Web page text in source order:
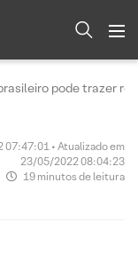
pode trazer
• Atualizado em
23/05/2022 08:04:23
19 minutos de leitura